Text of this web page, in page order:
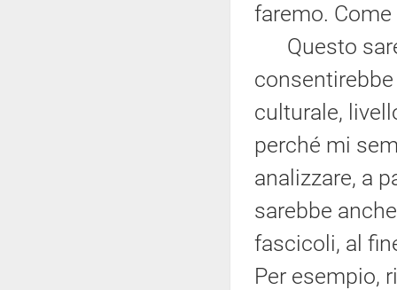
faremo.
Questo
culturale,
perché mi
analizzare, a
sarebbe
fascicoli, al
Per esempio,